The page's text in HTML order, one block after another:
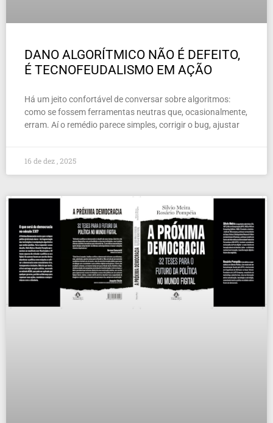
DANO ALGORÍTMICO NÃO É DEFEITO,
É TECNOFEUDALISMO EM AÇÃO
Há um jeito confortável de conversar sobre algoritmos:
como se fossem ferramentas neutras que, ocasionalmente,
erram. Aí o remédio parece simples, corrigir o bug, ajustar
16 de dez , 2025